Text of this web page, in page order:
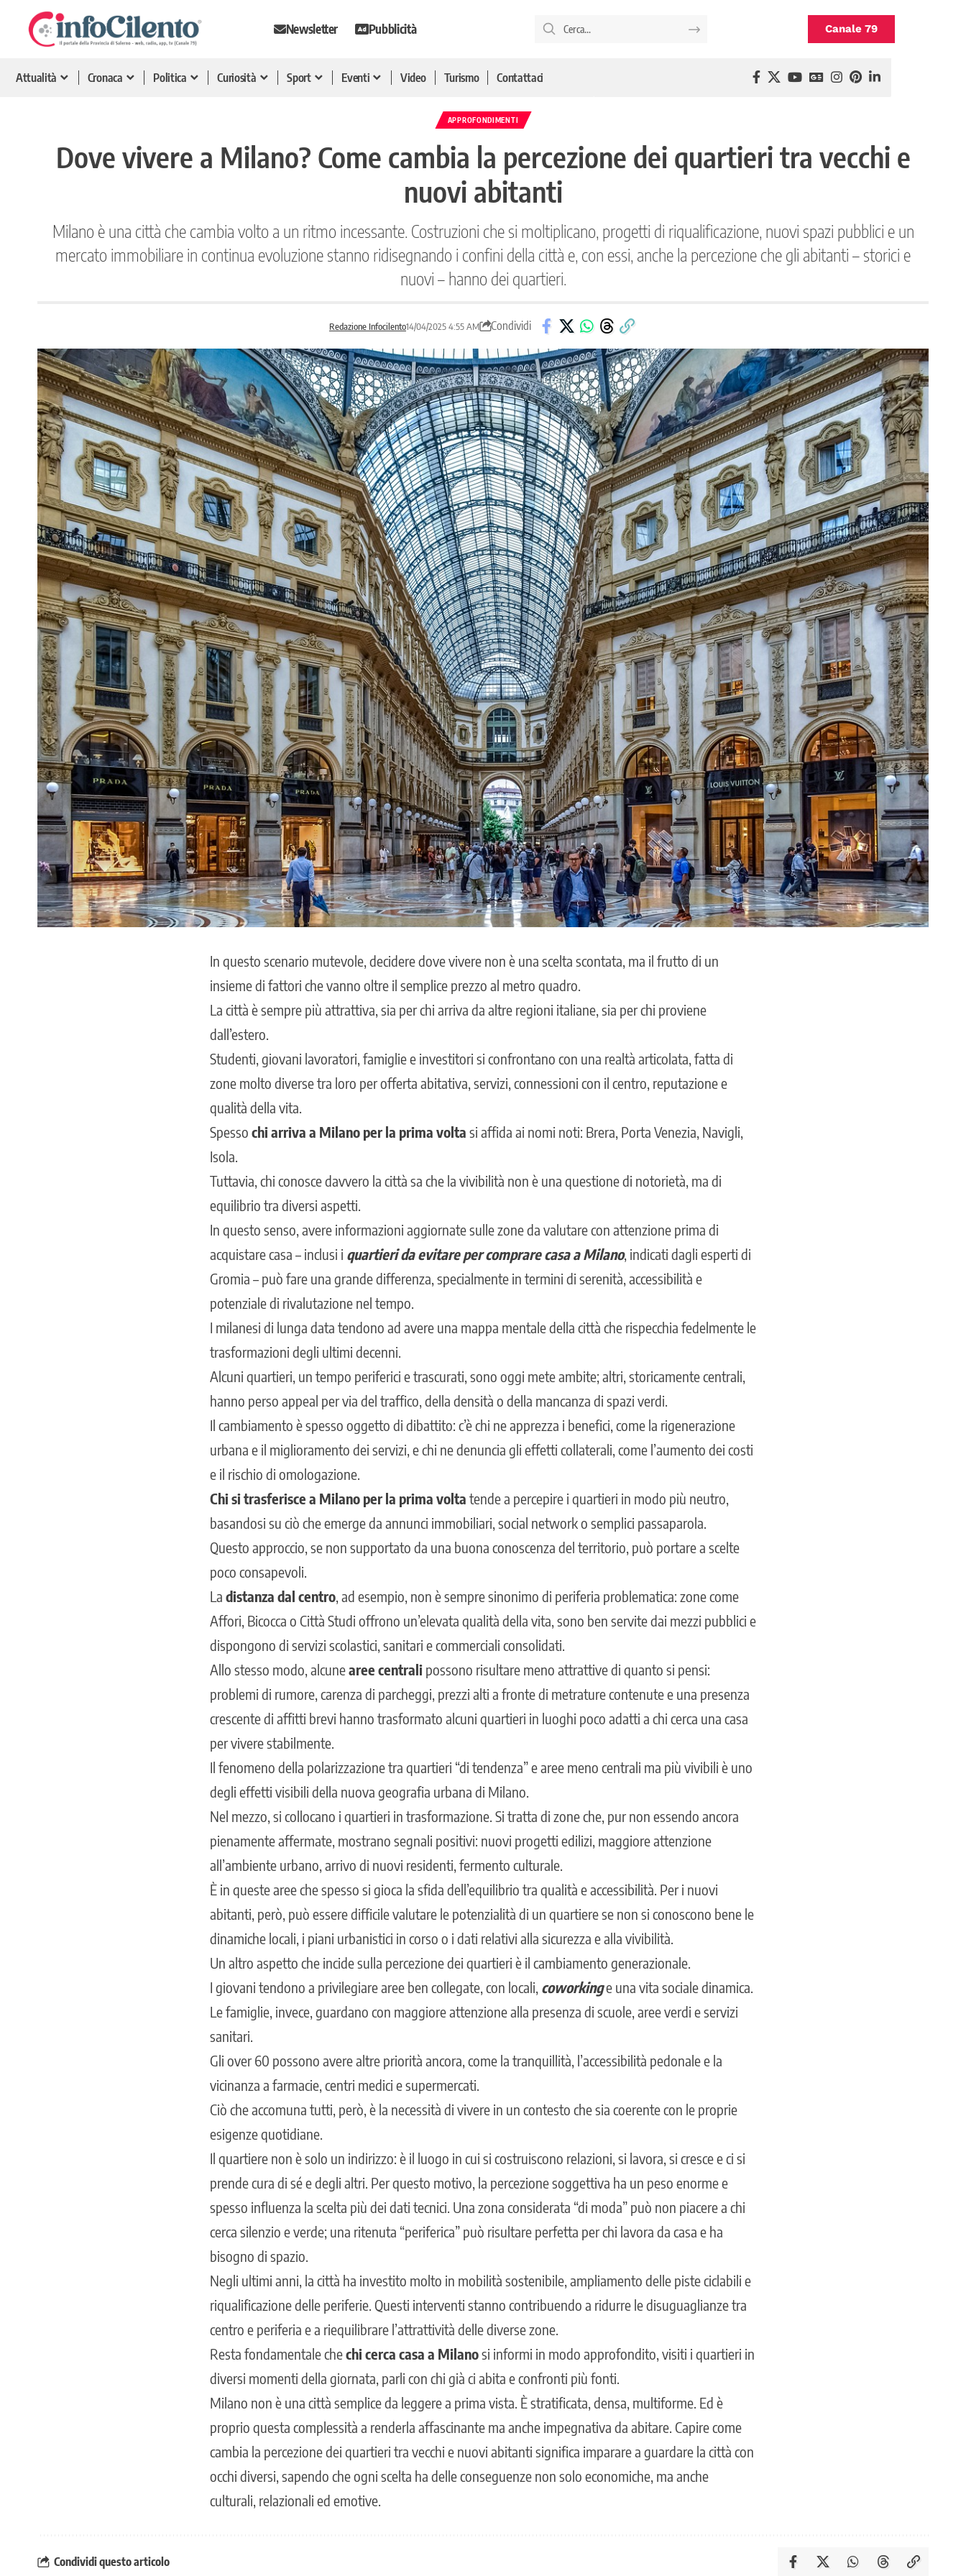
Newsletter Pubblicità Canale 79
Attualità Cronaca Politica Curiosità Sport Eventi Video Turismo Contattaci
APPROFONDIMENTI
Dove vivere a Milano? Come cambia la percezione dei quartieri tra vecchi e
nuovi abitanti
Milano è una città che cambia volto a un ritmo incessante. Costruzioni che si moltiplicano, progetti di riqualificazione, nuovi spazi pubblici e un
mercato immobiliare in continua evoluzione stanno ridisegnando i confini della città e, con essi, anche la percezione che gli abitanti – storici e
nuovi – hanno dei quartieri.
Redazione Infocilento14/04/2025 4:55 AM Condividi
In questo scenario mutevole, decidere dove vivere non è una scelta scontata, ma il frutto di un
insieme di fattori che vanno oltre il semplice prezzo al metro quadro.
La città è sempre più attrattiva, sia per chi arriva da altre regioni italiane, sia per chi proviene
dall’estero.
Studenti, giovani lavoratori, famiglie e investitori si confrontano con una realtà articolata, fatta di
zone molto diverse tra loro per offerta abitativa, servizi, connessioni con il centro, reputazione e
qualità della vita.
Spesso chi arriva a Milano per la prima volta si affida ai nomi noti: Brera, Porta Venezia, Navigli,
Isola.
Tuttavia, chi conosce davvero la città sa che la vivibilità non è una questione di notorietà, ma di
equilibrio tra diversi aspetti.
In questo senso, avere informazioni aggiornate sulle zone da valutare con attenzione prima di
acquistare casa – inclusi i quartieri da evitare per comprare casa a Milano, indicati dagli esperti di
Gromia – può fare una grande differenza, specialmente in termini di serenità, accessibilità e
potenziale di rivalutazione nel tempo.
I milanesi di lunga data tendono ad avere una mappa mentale della città che rispecchia fedelmente le
trasformazioni degli ultimi decenni.
Alcuni quartieri, un tempo periferici e trascurati, sono oggi mete ambite; altri, storicamente centrali,
hanno perso appeal per via del traffico, della densità o della mancanza di spazi verdi.
Il cambiamento è spesso oggetto di dibattito: c’è chi ne apprezza i benefici, come la rigenerazione
urbana e il miglioramento dei servizi, e chi ne denuncia gli effetti collaterali, come l’aumento dei costi
e il rischio di omologazione.
Chi si trasferisce a Milano per la prima volta tende a percepire i quartieri in modo più neutro,
basandosi su ciò che emerge da annunci immobiliari, social network o semplici passaparola.
Questo approccio, se non supportato da una buona conoscenza del territorio, può portare a scelte
poco consapevoli.
La distanza dal centro, ad esempio, non è sempre sinonimo di periferia problematica: zone come
Affori, Bicocca o Città Studi offrono un’elevata qualità della vita, sono ben servite dai mezzi pubblici e
dispongono di servizi scolastici, sanitari e commerciali consolidati.
Allo stesso modo, alcunearee centrali possono risultare meno attrattive di quanto si pensi:
problemi di rumore, carenza di parcheggi, prezzi alti a fronte di metrature contenute e una presenza
crescente di affitti brevi hanno trasformato alcuni quartieri in luoghi poco adatti a chi cerca una casa
per vivere stabilmente.
Il fenomeno della polarizzazione tra quartieri “di tendenza” e aree meno centrali ma più vivibili è uno
degli effetti visibili della nuova geografia urbana di Milano.
Nel mezzo, si collocano i quartieri in trasformazione. Si tratta di zone che, pur non essendo ancora
pienamente affermate, mostrano segnali positivi: nuovi progetti edilizi, maggiore attenzione
all’ambiente urbano, arrivo di nuovi residenti, fermento culturale.
È in queste aree che spesso si gioca la sfida dell’equilibrio tra qualità e accessibilità. Per i nuovi
abitanti, però, può essere difficile valutare le potenzialità di un quartiere se non si conoscono bene le
dinamiche locali, i piani urbanistici in corso o i dati relativi alla sicurezza e alla vivibilità.
Un altro aspetto che incide sulla percezione dei quartieri è il cambiamento generazionale.
I giovani tendono a privilegiare aree ben collegate, con locali, coworkinge una vita sociale dinamica.
Le famiglie, invece, guardano con maggiore attenzione alla presenza di scuole, aree verdi e servizi
sanitari.
Gli over 60 possono avere altre priorità ancora, come la tranquillità, l’accessibilità pedonale e la
vicinanza a farmacie, centri medici e supermercati.
Ciò che accomuna tutti, però, è la necessità di vivere in un contesto che sia coerente con le proprie
esigenze quotidiane.
Il quartiere non è solo un indirizzo: è il luogo in cui si costruiscono relazioni, si lavora, si cresce e ci si
prende cura di sé e degli altri. Per questo motivo, la percezione soggettiva ha un peso enorme e
spesso influenza la scelta più dei dati tecnici. Una zona considerata “di moda” può non piacere a chi
cerca silenzio e verde; una ritenuta “periferica” può risultare perfetta per chi lavora da casa e ha
bisogno di spazio.
Negli ultimi anni, la città ha investito molto in mobilità sostenibile, ampliamento delle piste ciclabili e
riqualificazione delle periferie. Questi interventi stanno contribuendo a ridurre le disuguaglianze tra
centro e periferia e a riequilibrare l’attrattività delle diverse zone.
Resta fondamentale chechi cerca casa a Milanosi informi in modo approfondito, visiti i quartieri in
diversi momenti della giornata, parli con chi già ci abita e confronti più fonti.
Milano non è una città semplice da leggere a prima vista. È stratificata, densa, multiforme. Ed è
proprio questa complessità a renderla affascinante ma anche impegnativa da abitare. Capire come
cambia la percezione dei quartieri tra vecchi e nuovi abitanti significa imparare a guardare la città con
occhi diversi, sapendo che ogni scelta ha delle conseguenze non solo economiche, ma anche
culturali, relazionali ed emotive.
Condividi questo articolo